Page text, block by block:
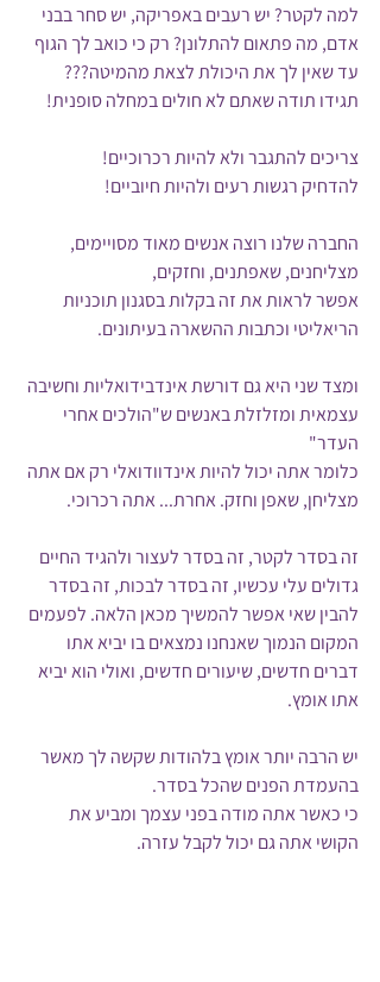
למה לקטר? יש רעבים באפריקה, יש סחר בבני
אדם, מה פתאום להתלונן? רק כי כואב לך הגוף
עד שאין לך את היכולת לצאת מהמיטה???
תגידו תודה שאתם לא חולים במחלה סופנית!
צריכים להתגבר ולא להיות רכרוכיים!
להדחיק רגשות רעים ולהיות חיוביים!
החברה שלנו רוצה אנשים מאוד מסויימים,
מצליחנים, שאפתנים, וחזקים,
אפשר לראות את זה בקלות בסגנון תוכניות
הריאליטי וכתבות ההשארה בעיתונים.
ומצד שני היא גם דורשת אינדבידואליות וחשיבה
עצמאית ומזלזלת באנשים ש"הולכים אחרי
העדר"
כלומר אתה יכול להיות אינדוודואלי רק אם אתה
מצליחן, שאפן וחזק. אחרת... אתה רכרוכי.
זה בסדר לקטר, זה בסדר לעצור ולהגיד החיים
גדולים עלי עכשיו, זה בסדר לבכות, זה בסדר
להבין שאי אפשר להמשיך מכאן הלאה. לפעמים
המקום הנמוך שאנחנו נמצאים בו יביא אתו
דברים חדשים, שיעורים חדשים, ואולי הוא יביא
אתו אומץ.
יש הרבה יותר אומץ בלהודות שקשה לך מאשר
בהעמדת הפנים שהכל בסדר.
כי כאשר אתה מודה בפני עצמך ומביע את
הקושי אתה גם יכול לקבל עזרה.